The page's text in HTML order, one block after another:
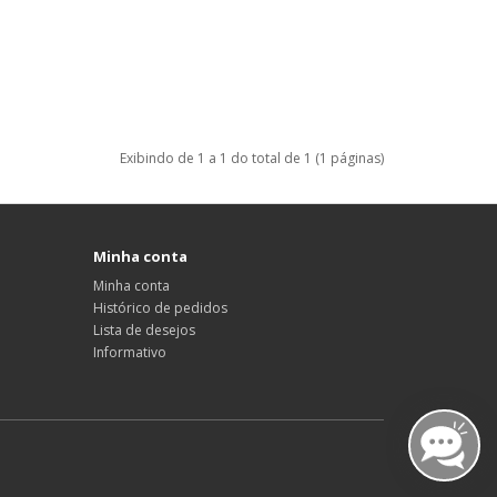
Exibindo de 1 a 1 do total de 1 (1 páginas)
Minha conta
Minha conta
Histórico de pedidos
Lista de desejos
Informativo